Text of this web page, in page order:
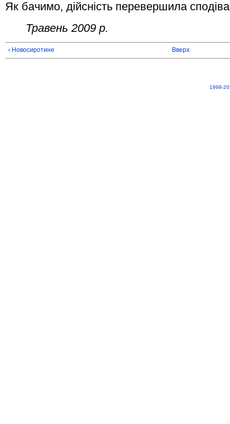
Як бачимо, дійсність перевершила
Травень 2009 р.
‹ Новосиротине Вверх
1998-